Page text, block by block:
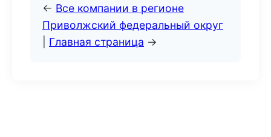
← Все компании в регионе
Приволжский федеральный округ
Главная страница →